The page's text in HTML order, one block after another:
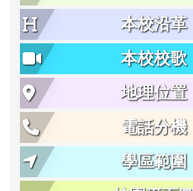
本校沿革
本校校歌
地理位置
電話分機
學區範圍